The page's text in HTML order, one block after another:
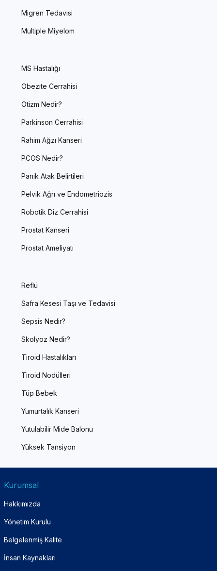
Migren Tedavisi
Multiple Miyelom
MS Hastalığı
Obezite Cerrahisi
Otizm Nedir?
Parkinson Cerrahisi
Rahim Ağzı Kanseri
PCOS Nedir?
Panik Atak Belirtileri
Pelvik Ağrı ve Endometriozis
Robotik Diz Cerrahisi
Prostat Kanseri
Prostat Ameliyatı
Reflü
Safra Kesesi Taşı ve Tedavisi
Sepsis Nedir?
Skolyoz Nedir?
Tiroid Hastalıkları
Tiroid Nodülleri
Tüp Bebek
Yumurtalık Kanseri
Yutulabilir Mide Balonu
Yüksek Tansiyon
Kurumsal
Hakkımızda
Yönetim Kurulu
Belgelenmiş Kalite
İnsan Kaynakları